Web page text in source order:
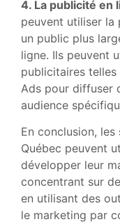
4. La publicité en
peuvent utiliser
un public plus
ligne. Ils peuvent
publicitaires
Ads pour diffuser
audience
En conclusion,
Québec peuvent
développer leur
concentrant sur
en utilisant des
le marketing par